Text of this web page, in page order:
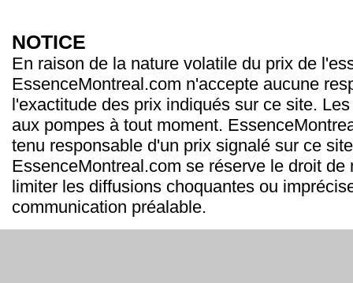
NOTICE
En raison de la nature volatile du prix de
EssenceMontreal.com n'accepte aucune
l'exactitude des prix indiqués sur ce site.
aux pompes à tout moment.
tenu responsable d'un prix signalé sur ce
EssenceMontreal.com se réserve le droit de
limiter les diffusions choquantes ou
communication préalable.